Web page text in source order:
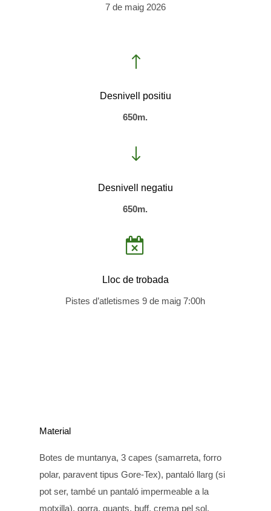
7 de maig 2026
!
Desnivell positiu
650m.
"
Desnivell negatiu
650m.

Lloc de trobada
Pistes d’atletismes 9 de maig 7:00h
Material
Botes de muntanya, 3 capes (samarreta, forro
polar, paravent tipus Gore-Tex), pantaló llarg (si
pot ser, també un pantaló impermeable a la
motxilla), gorra, guants, buff, crema pel sol,